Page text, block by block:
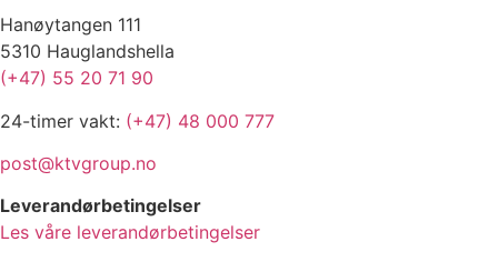
Hanøytangen 111
5310 Hauglandshella
(+47) 55 20 71 90
24-timer vakt: (+47) 48 000 777
post@ktvgroup.no
Leverandørbetingelser
Les våre leverandørbetingelser